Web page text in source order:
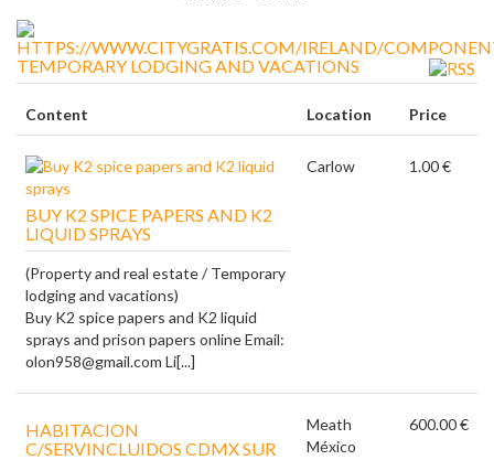
TEMPORARY LODGING AND VACATIONS
Content Location Price
BUY K2 SPICE PAPERS AND K2
LIQUID SPRAYS
(Property and real estate / Temporary
lodging and vacations)
Buy K2 spice papers and K2 liquid
sprays and prison papers online Email:
olon958@gmail.com Li[...]
Carlow 1.00 €
HABITACION
C/SERVINCLUIDOS CDMX SUR
Meath
México
600.00 €